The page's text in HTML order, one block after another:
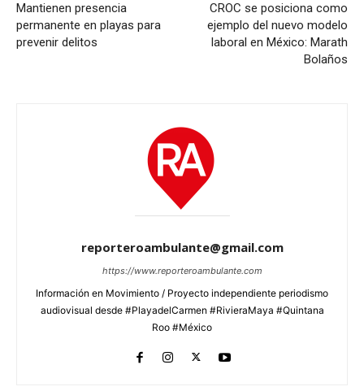
Mantienen presencia
permanente en playas para
prevenir delitos
CROC se posiciona como
ejemplo del nuevo modelo
laboral en México: Marath
Bolaños
reporteroambulante@gmail.com
https://www.reporteroambulante.com
Información en Movimiento / Proyecto independiente periodismo
audiovisual desde #PlayadelCarmen #RivieraMaya #Quintana
Roo #México